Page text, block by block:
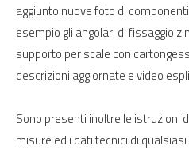
aggiunto nuove foto di
esempio gli angolari di fissaggio
supporto per scale con
descrizioni aggiornate e video
Sono presenti inoltre le istruzioni
misure ed i dati tecnici di